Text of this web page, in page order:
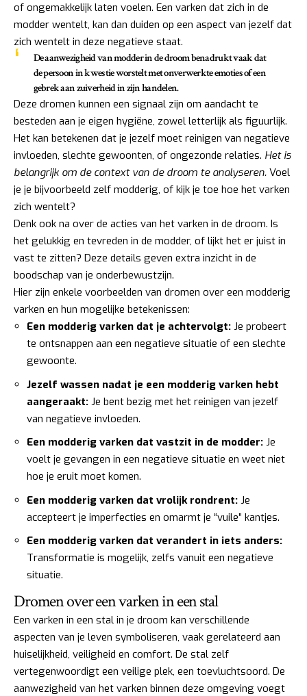
of ongemakkelijk laten voelen. Een varken dat zich in de
modder wentelt, kan dan duiden op een aspect van jezelf dat
zich wentelt in deze negatieve staat.
De aanwezigheid van modder in de droom benadrukt vaak dat
de persoon in kwestie worstelt met onverwerkte emoties of een
gebrek aan zuiverheid in zijn handelen.
Deze dromen kunnen een signaal zijn om aandacht te
besteden aan je eigen hygiëne, zowel letterlijk als figuurlijk.
Het kan betekenen dat je jezelf moet reinigen van negatieve
invloeden, slechte gewoonten, of ongezonde relaties. Het is
belangrijk om de context van de droom te analyseren. Voel
je je bijvoorbeeld zelf modderig, of kijk je toe hoe het varken
zich wentelt?
Denk ook na over de acties van het varken in de droom. Is
het gelukkig en tevreden in de modder, of lijkt het er juist in
vast te zitten? Deze details geven extra inzicht in de
boodschap van je onderbewustzijn.
Hier zijn enkele voorbeelden van dromen over een modderig
varken en hun mogelijke betekenissen:
Een modderig varken dat je achtervolgt: Je probeert
te ontsnappen aan een negatieve situatie of een slechte
gewoonte.
Jezelf wassen nadat je een modderig varken hebt
aangeraakt: Je bent bezig met het reinigen van jezelf
van negatieve invloeden.
Een modderig varken dat vastzit in de modder: Je
voelt je gevangen in een negatieve situatie en weet niet
hoe je eruit moet komen.
Een modderig varken dat vrolijk rondrent: Je
accepteert je imperfecties en omarmt je “vuile” kantjes.
Een modderig varken dat verandert in iets anders:
Transformatie is mogelijk, zelfs vanuit een negatieve
situatie.
Dromen over een varken in een stal
Een varken in een stal in je droom kan verschillende
aspecten van je leven symboliseren, vaak gerelateerd aan
huiselijkheid, veiligheid en comfort. De stal zelf
vertegenwoordigt een veilige plek, een toevluchtsoord. De
aanwezigheid van het varken binnen deze omgeving voegt